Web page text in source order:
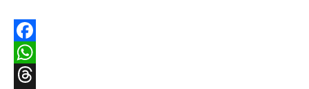
Facebook
WhatsApp